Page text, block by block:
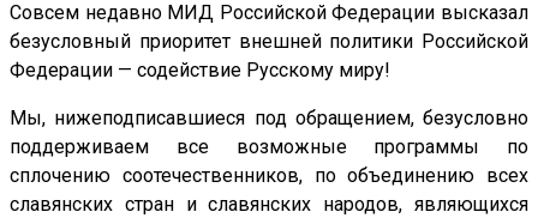
Совсем недавно МИД Российской Федерации высказал
безусловный приоритет внешней политики Российской
Федерации — содействие Русскому миру!
Мы, нижеподписавшиеся под обращением, безусловно
поддерживаем все возможные программы по
сплочению соотечественников, по объединению всех
славянских стран и славянских народов, являющихся